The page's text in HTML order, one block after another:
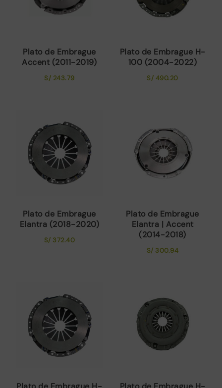
Plato de Embrague
Accent (2011-2019)
S/ 243.79
Plato de Embrague H-
100 (2004-2022)
S/ 490.20
Plato de Embrague
Elantra (2018-2020)
S/ 372.40
Plato de Embrague
Elantra | Accent
(2014-2018)
S/ 300.94